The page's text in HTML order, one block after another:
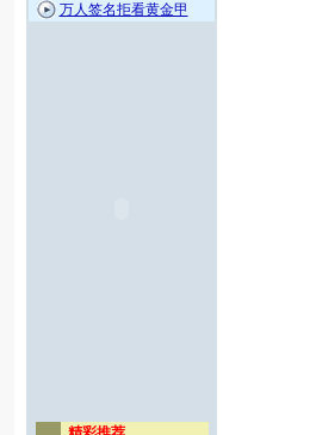
万人签名拒看黄金甲